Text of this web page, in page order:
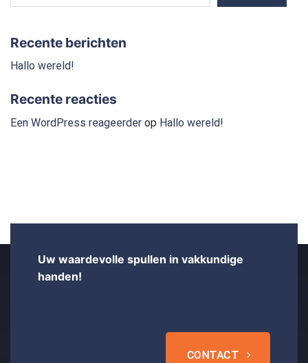
Recente berichten
Hallo wereld!
Recente reacties
Een WordPress reageerder op Hallo wereld!
Uw waardevolle spullen in vakkundige
handen!
CONTACT